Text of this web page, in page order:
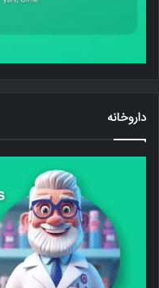
داروخانه